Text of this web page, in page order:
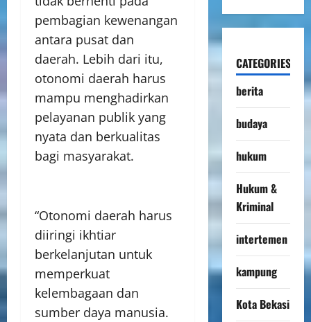
pembagian kewenangan
antara pusat dan
daerah. Lebih dari itu,
otonomi daerah harus
mampu menghadirkan
pelayanan publik yang
nyata dan berkualitas
bagi masyarakat.
“Otonomi daerah harus
diiringi ikhtiar
berkelanjutan untuk
memperkuat
kelembagaan dan
sumber daya manusia.
CATEGORIES
berita
budaya
hukum
Hukum &
Kriminal
intertemen
kampung
Kota Bekasi